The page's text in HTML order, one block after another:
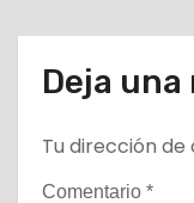
r
a
a
Deja
Tu dirección
Comentario *